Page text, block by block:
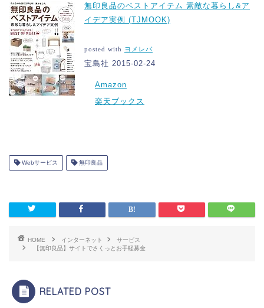
無印良品のベストアイテム 素敵な暮らし&ア
イデア実例 (TJMOOK)
posted with ヨメレバ
宝島社 2015-02-24
Amazon
楽天ブックス
Webサービス 無印良品
HOME インターネット
サービス
【無印良品】サイトでさくっとお手軽募金
RELATED POST